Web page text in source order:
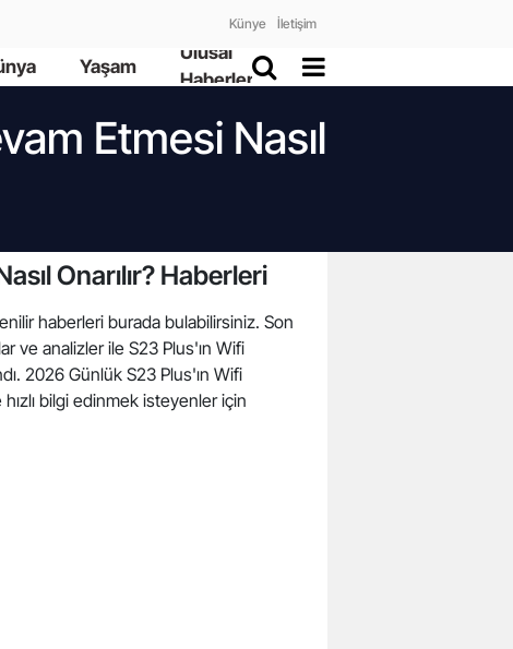
Künye İletişim
Yaşam
Ulusal
Haberler
Etmesi Nasıl
Onarılır? Haberleri
haberleri burada bulabilirsiniz. Son
ve analizler ile S23 Plus'ın Wifi
2026 Günlük S23 Plus'ın Wifi
hızlı bilgi edinmek isteyenler için